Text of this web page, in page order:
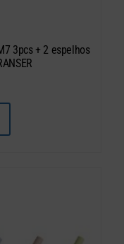
3pcs + 2 espelhos